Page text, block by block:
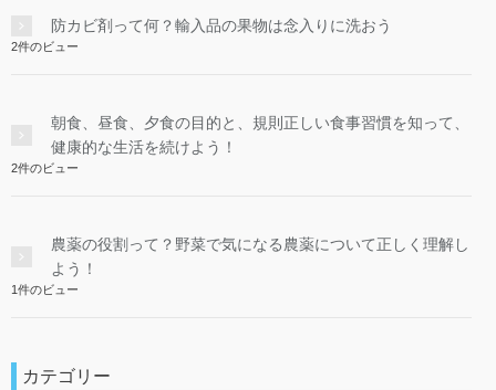
防カビ剤って何？輸入品の果物は念入りに洗おう
2件のビュー
朝食、昼食、夕食の目的と、規則正しい食事習慣を知って、
健康的な生活を続けよう！
2件のビュー
農薬の役割って？野菜で気になる農薬について正しく理解し
よう！
1件のビュー
カテゴリー